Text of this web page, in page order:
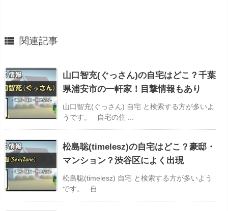
 関連記事
山口智充(ぐっさん)の自宅はどこ？千葉
県浦安市の一軒家！目撃情報もあり
山口智充(ぐっさん) 自宅 と検索する方が多いよ
うです。 自宅の住 ...
松島聡(timelesz)の自宅はどこ？豪邸・
マンション？渋谷区によく出現
松島聡(timelesz) 自宅 と検索する方が多いよう
です。 自 ...